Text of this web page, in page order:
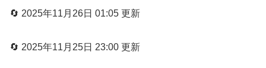
🔄 2025年11月26日 01:05 更新
🔄 2025年11月25日 23:00 更新